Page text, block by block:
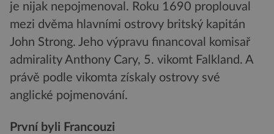
je nijak nepojmenoval. Roku 1690 proplouval
mezi dvěma hlavními ostrovy britský kapitán
John Strong. Jeho výpravu financoval komisař
admirality Anthony Cary, 5. vikomt Falkland. A
právě podle vikomta získaly ostrovy své
anglické pojmenování.
První byli Francouzi